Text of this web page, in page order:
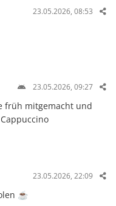
23.05.2026, 08:53
23.05.2026, 09:27
früh mitgemacht und
23.05.2026, 22:09
☕️